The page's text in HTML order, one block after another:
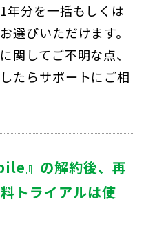
年分を一括もしくは
選びいただけます。
関してご不明な点、
たらサポートにご相
』の解約後、再
トライアルは使